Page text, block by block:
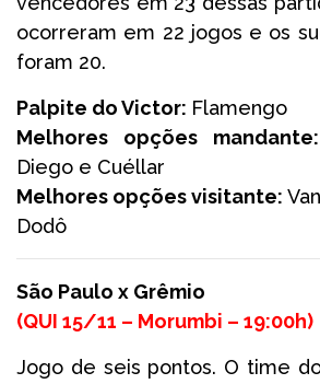
ocorreram em 22 jogos e os
foram 20.
Palpite do Victor: Flamengo
Melhores opções
Diego e Cuéllar
Melhores opções visitante:
Dodô
São Paulo x Grêmio
(QUI 15/11 – Morumbi – 19:00h)
Jogo de seis pontos. O time